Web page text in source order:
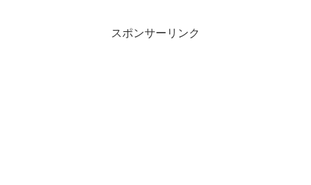
スポンサーリンク